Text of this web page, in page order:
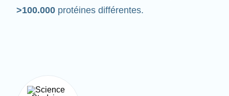
>100.000 protéines différentes.